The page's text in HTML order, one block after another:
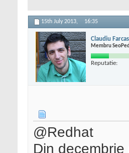
15th July 2013, 16:35
Claudiu Farcas
Membru
Reputatie:
@Redhat
Din